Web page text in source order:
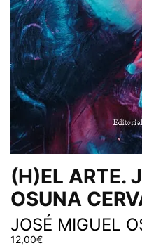
(H)EL ARTE.
OSUNA
JOSÉ MIGUEL
12,00€